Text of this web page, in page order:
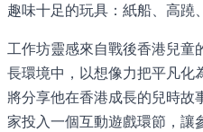
趣味十足的玩具：紙船、高蹺
工作坊靈感來自戰後香港兒童
長環境中，以想像力把平凡化
將分享他在香港成長的兒時故
家投入一個互動遊戲環節，讓